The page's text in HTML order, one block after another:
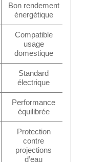
Bon rendement
énergétique
Compatible
usage
domestique
Standard
électrique
Performance
équilibrée
Protection
contre
projections
d’eau